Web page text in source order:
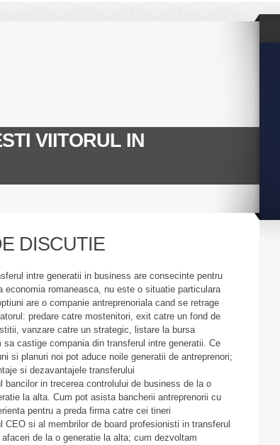
VIITORUL IN
DISCUTIE
intre generatii in business are consecinte pentru
economia romaneasca, nu este o situatie particulara
are o companie antreprenoriala cand se retrage
predare catre mostenitori, exit catre un fond de
vanzare catre un strategic, listare la bursa
sa castige compania din transferul intre generatii. Ce
si planuri noi pot aduce noile generatii de antreprenori;
si dezavantajele transferului
bancilor in trecerea controlului de business de la o
la alta. Cum pot asista bancherii antreprenorii cu
pentru a preda firma catre cei tineri
CEO si al membrilor de board profesionisti in transferul
afaceri de la o generatie la alta; cum dezvoltam